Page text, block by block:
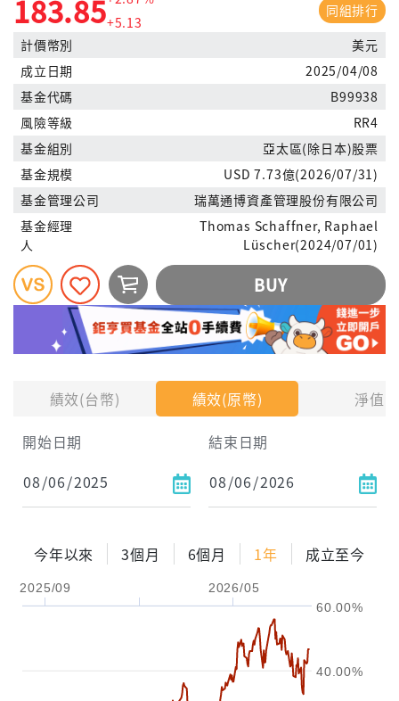
績效(台幣) 績效(原幣)
淨值
開始日期
結束日期
今年以來 3個月 6個月 1年 成立至今
2025/09 2026/05
40.00%
60.00%
183.85+5.13
同組排行
計價幣別
美元
成立日期
2025/04/08
基金代碼
B99938
風險等級
RR4
基金組別
亞太區(除日本)股票
基金規模
USD 7.73億(2026/07/31)
基金管理公司
瑞萬通博資產管理股份有限公司
基金經理
人
Thomas Schaffner, Raphael
Lüscher(2024/07/01)
BUY